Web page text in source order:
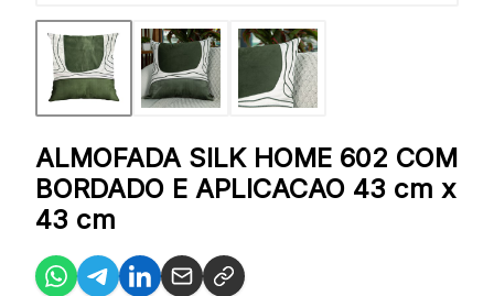
ALMOFADA SILK HOME 602 COM
BORDADO E APLICACAO 43 cm x
43 cm